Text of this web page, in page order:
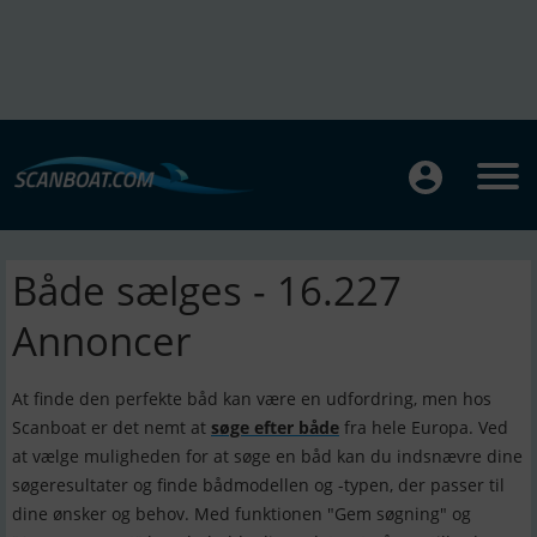
Både sælges - 16.227
Annoncer
At finde den perfekte båd kan være en udfordring, men hos
Scanboat er det nemt at søge efter både fra hele Europa. Ved
at vælge muligheden for at søge en båd kan du indsnævre dine
søgeresultater og finde bådmodellen og -typen, der passer til
dine ønsker og behov. Med funktionen "Gem søgning" og